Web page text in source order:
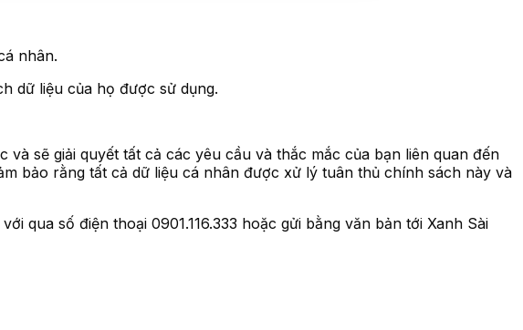
nhân.
dữ liệu của họ được sử dụng.
sẽ giải quyết tất cả các yêu cầu và thắc mắc của bạn liên quan đến
bảo rằng tất cả dữ liệu cá nhân được xử lý tuân thủ chính sách này và
qua số điện thoại 0901.116.333 hoặc gửi bằng văn bản tới Xanh Sài